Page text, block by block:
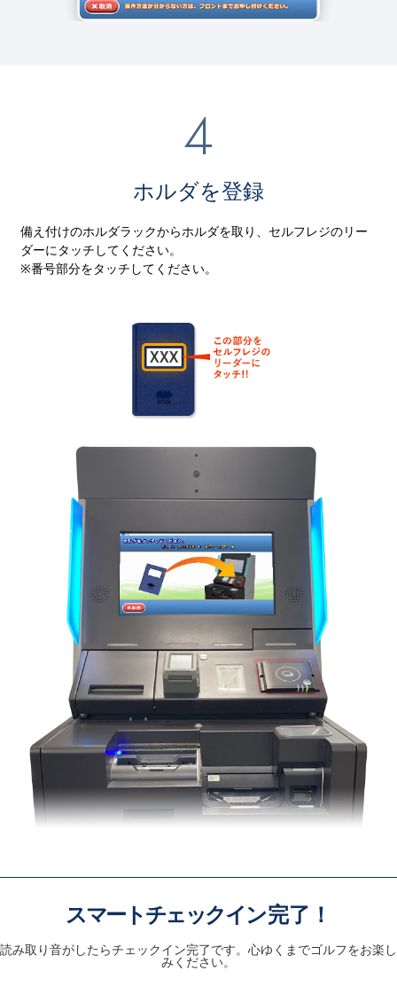
ホルダを登録
備え付けのホルダラックからホルダを取り、セルフレジのリー
ダーにタッチしてください。
※番号部分をタッチしてください。
スマートチェックイン完了！
読み取り音がしたらチェックイン完了です。心ゆくまでゴルフをお楽し
みください。